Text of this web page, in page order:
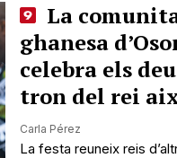
La
ghanesa
celebra els
tron del rei
Carla Pérez
La festa reuneix reis